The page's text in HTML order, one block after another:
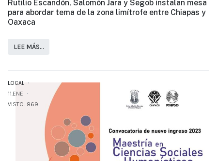
Rutilio Escandón, Salomón Jara y Segob instalan mesa
para abordar tema de la zona limítrofe entre Chiapas y
Oaxaca
LEE MÁS…
LOCAL
11.ENE
VISTO: 869